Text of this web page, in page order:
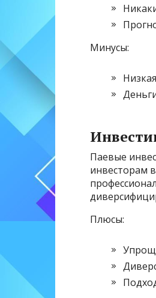
Минусы:
Паевые
инвесторам
Плюсы: